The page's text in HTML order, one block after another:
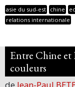
asie du sud-est chine
relations internationale
Entre Chine et
couleurs
de Jean-Paul